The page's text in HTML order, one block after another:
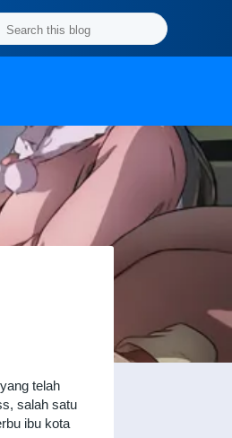
telah
salah satu
ibu kota